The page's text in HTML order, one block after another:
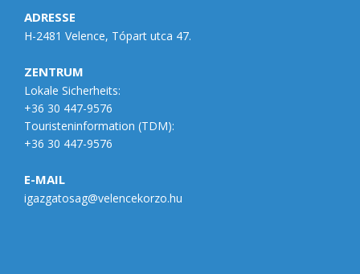
ADRESSE
H-2481 Velence, Tópart utca 47.
ZENTRUM
Lokale Sicherheits:
+36 30 447-9576
Touristeninformation (TDM):
+36 30 447-9576
E-MAIL
igazgatosag@velencekorzo.hu